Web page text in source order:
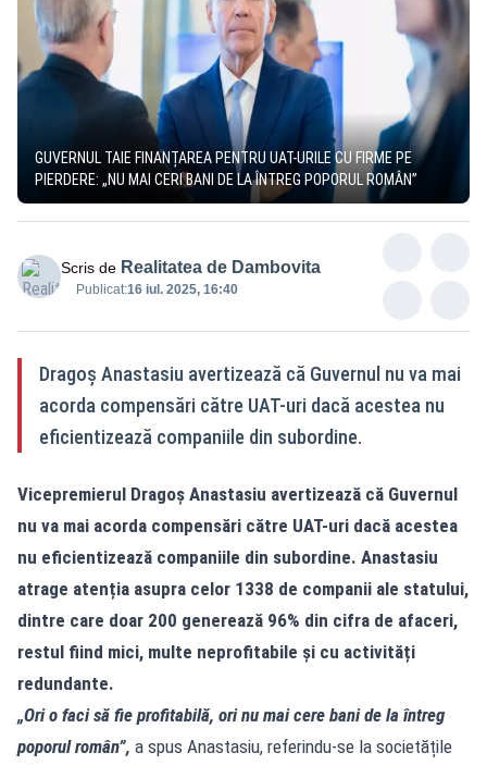
GUVERNUL TAIE FINANȚAREA PENTRU UAT-URILE CU FIRME PE
PIERDERE: „NU MAI CERI BANI DE LA ÎNTREG POPORUL ROMÂN”
Scris de Realitatea de Dambovita
Publicat:16 iul. 2025, 16:40
Dragoş Anastasiu avertizează că Guvernul nu va mai
acorda compensări către UAT-uri dacă acestea nu
eficientizează companiile din subordine.
Vicepremierul Dragoş Anastasiu avertizează că Guvernul
nu va mai acorda compensări către UAT-uri dacă acestea
nu eficientizează companiile din subordine. Anastasiu
atrage atenția asupra celor 1338 de companii ale statului,
dintre care doar 200 generează 96% din cifra de afaceri,
restul fiind mici, multe neprofitabile și cu activități
redundante.
„Ori o faci să fie profitabilă, ori nu mai cere bani de la întreg
poporul român”, a spus Anastasiu, referindu-se la societățile